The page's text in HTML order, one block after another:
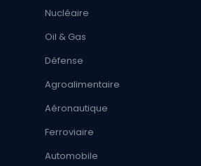
Nucléaire
Oil & Gas
Défense
Agroalimentaire
Aéronautique
Ferroviaire
Automobile